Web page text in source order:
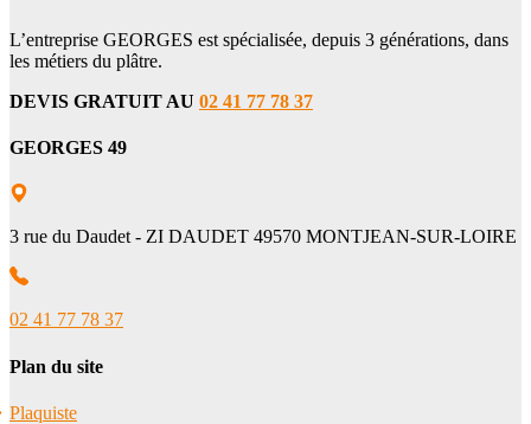
L’entreprise GEORGES est spécialisée, depuis 3 générations, dans
les métiers du plâtre.
DEVIS GRATUIT AU 02 41 77 78 37
GEORGES 49
3 rue du Daudet - ZI DAUDET 49570 MONTJEAN-SUR-LOIRE
02 41 77 78 37
Plan du site
Plaquiste